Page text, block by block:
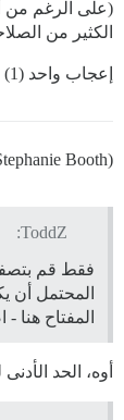
الكثير من
إعجاب واحد (1)
Booth)
ToddZ:
المحتمل أن
المفتاح هنا - اضبطه على
أوه، الحد